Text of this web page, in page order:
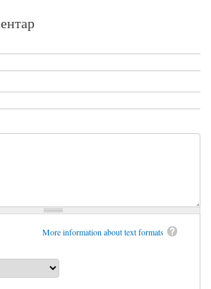
More information about text formats